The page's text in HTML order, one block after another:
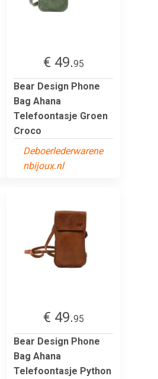
€ 49.95
Bear Design Phone
Bag Ahana
Telefoontasje Groen
Croco
Deboerlederwarene
nbijoux.nl
€ 49.95
Bear Design Phone
Bag Ahana
Telefoontasje Python